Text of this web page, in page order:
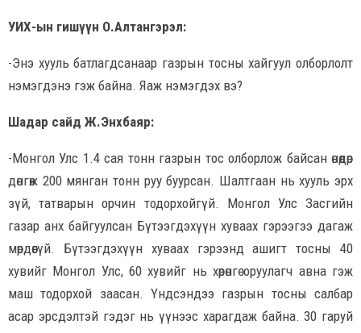
УИХ-ын гишүүн О.Алтангэрэл:
-Энэ хууль батлагдсанаар газрын тосны хайгуул олборлолт
нэмэгдэнэ гэж байна. Яаж нэмэгдэх вэ?
Шадар сайд Ж.Энхбаяр:
-Монгол Улс 1.4 сая тонн газрын тос олборлож байсан өнөөдөр
дөнгөж 200 мянган тонн руу буурсан. Шалтгаан нь хууль эрх
зүй, татварын орчин тодорхойгүй. Монгол Улс Засгийн
газар анх байгуулсан Бүтээгдэхүүн хуваах гэрээгээ дагаж
мөрдөөгүй. Бүтээгдэхүүн хуваах гэрээнд ашигт тосны 40
хувийг Монгол Улс, 60 хувийг нь хөрөнгө оруулагч авна гэж
маш тодорхой заасан. Үндсэндээ газрын тосны салбар
асар эрсдэлтэй гэдэг нь үүнээс харагдаж байна. 30 гаруй